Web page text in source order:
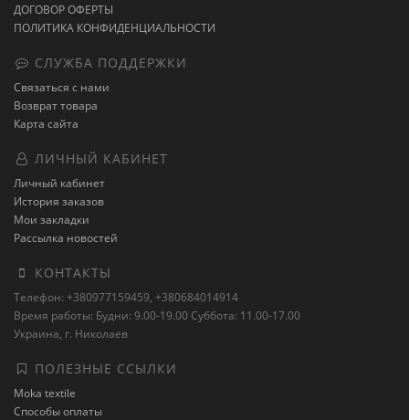
ДОГОВОР ОФЕРТЫ
ПОЛИТИКА КОНФИДЕНЦИАЛЬНОСТИ
СЛУЖБА ПОДДЕРЖКИ
Связаться с нами
Возврат товара
Карта сайта
ЛИЧНЫЙ КАБИНЕТ
Личный кабинет
История заказов
Мои закладки
Рассылка новостей
КОНТАКТЫ
Телефон: +380977159459, +380684014914
Время работы: Будни: 9.00-19.00 Суббота: 11.00-17.00
Украина, г. Николаев
ПОЛЕЗНЫЕ ССЫЛКИ
Moka textile
Способы оплаты